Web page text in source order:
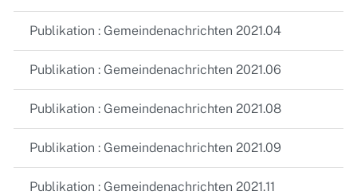
Publikation : Gemeindenachrichten 2021.04
Publikation : Gemeindenachrichten 2021.06
Publikation : Gemeindenachrichten 2021.08
Publikation : Gemeindenachrichten 2021.09
Publikation : Gemeindenachrichten 2021.11